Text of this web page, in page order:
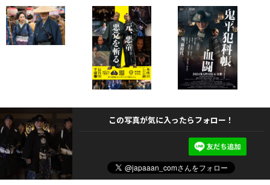
この写真が気に入ったらフォロー！